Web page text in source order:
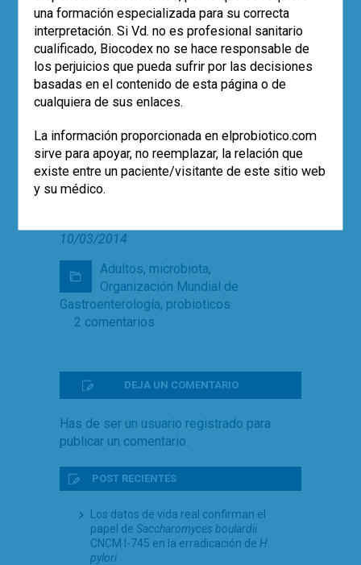
con la InternationalScientific Association
for Probiotics and Prebiotics
( www.isapp.net ), y se actualizará la
guía práctica de probióticos y
prebióticos. Como ya se ha dicho, toda la
información es de libre acceso a través de
( http://www.wgofoundation.org/wdhd-
2014.html ).
10/03/2014
Adultos, microbiota,
Organización Mundial de
Gastroenterología, probioticos
2 comentarios
DEJA UN COMENTARIO
Has de ser un usuario registrado para
publicar un comentario.
POST RECIENTES
Los datos de vida real confirman el
papel de Saccharomyces boulardii
CNCM I-745 en la erradicación de H.
pylori
una formación especializada para su correcta
interpretación. Si Vd. no es profesional sanitario
cualificado, Biocodex no se hace responsable de
los perjuicios que pueda sufrir por las decisiones
basadas en el contenido de esta página o de
cualquiera de sus enlaces.
La información proporcionada en elprobiotico.com
sirve para apoyar, no reemplazar, la relación que
existe entre un paciente/visitante de este sitio web
y su médico.